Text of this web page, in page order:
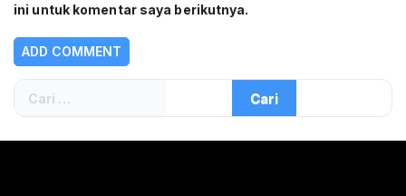
ini untuk komentar saya berikutnya.
Cari
untuk: